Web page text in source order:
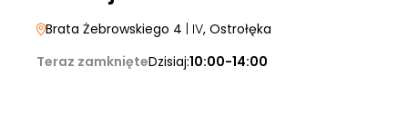
Brata Żebrowskiego 4 | IV, Ostrołęka
Teraz zamknięteDzisiaj:10:00-14:00